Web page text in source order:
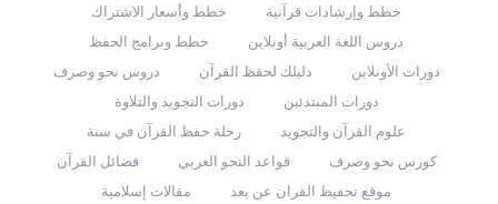
خطط وأسعار الاشتراك
خطط وإرشادات قرآنية
خطط وبرامج الحفظ
دروس اللغة العربية أونلاين
دروس نحو وصرف
دليلك لحفظ القرآن
دورات الأونلاين
دورات التجويد والتلاوة
دورات المبتدئين
رحلة حفظ القرآن في سنة
علوم القرآن والتجويد
فضائل القرآن
قواعد النحو العربي
كورس نحو وصرف
مقالات إسلامية
موقع تحفيظ القران عن بعد